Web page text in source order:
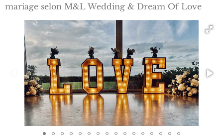
mariage selon M&L Wedding & Dream Of Love